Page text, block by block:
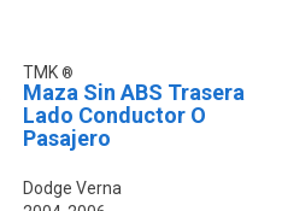
TMK
Maza Sin ABS Trasera
Lado Conductor O
Pasajero
Dodge Verna